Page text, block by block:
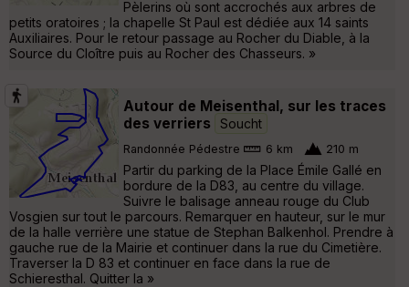
Pèlerins où sont accrochés aux arbres de
petits oratoires ; la chapelle St Paul est dédiée aux 14 saints
Auxiliaires. Pour le retour passage au Rocher du Diable, à la
Source du Cloître puis au Rocher des Chasseurs. »
Autour de Meisenthal, sur les traces
des verriers
Soucht
Randonnée Pédestre 6 km 210 m
Partir du parking de la Place Émile Gallé en
bordure de la D83, au centre du village.
Suivre le balisage anneau rouge du Club
Vosgien sur tout le parcours. Remarquer en hauteur, sur le mur
de la halle verrière une statue de Stephan Balkenhol. Prendre à
gauche rue de la Mairie et continuer dans la rue du Cimetière.
Traverser la D 83 et continuer en face dans la rue de
Schieresthal. Quitter la »